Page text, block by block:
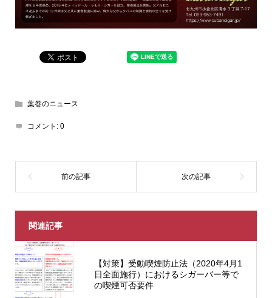
葉巻のニュース
コメント: 0
関連記事
【対策】受動喫煙防止法（2020年4月1
日全面施行）におけるシガーバー等で
の喫煙可否要件